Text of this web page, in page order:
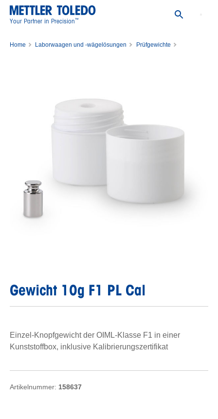
Your Partner in Precision™
Home Laborwaagen und -wägelösungen
Prüfgewichte
Gewicht 10g F1 PL Cal
Einzel-Knopfgewicht der OIML-Klasse F1 in einer
Kunststoffbox, inklusive Kalibrierungszertifikat
Artikelnummer: 158637